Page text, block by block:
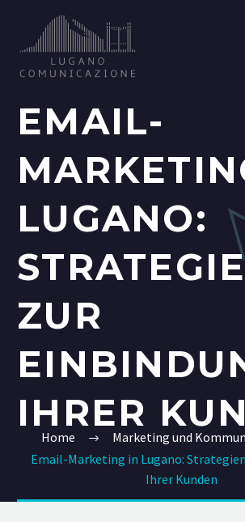
EMAIL-
LUGANO:
ZUR
IHRER
Home
Marketing und
Email-Marketing in Lugano:
Ihrer Kunden